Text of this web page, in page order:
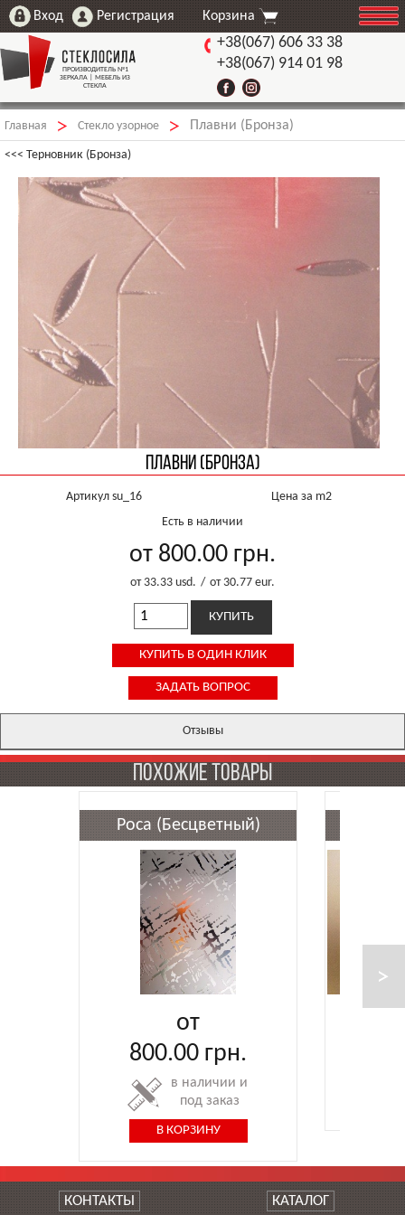
Корзина
ПРОИЗВОДИТЕЛЬ №1
ЗЕРКАЛА | МЕБЕЛЬ ИЗ
СТЕКЛА
+38(067) 606 33 38
+38(067) 914 01 98
Главная ► Стекло узорное ► Плавни (Бронза)
<<< Терновник (Бронза)
Плавни (Бронза)
Артикул su_16
Цена за m2
Есть в наличии
от 800.00 грн.
от 33.33 usd. / от 30.77 eur.
Отзывы
ПОХОЖИЕ ТОВАРЫ
Роса (Бесцветный)
от
800.00 грн.
КОНТАКТЫ КАТАЛОГ